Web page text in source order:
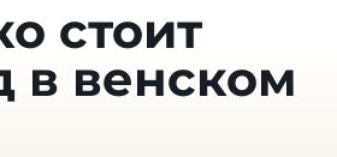
стоит
в венском